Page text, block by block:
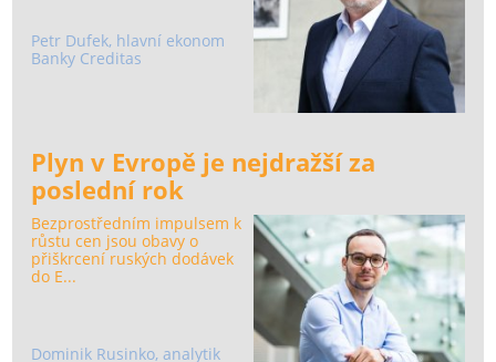
Petr Dufek, hlavní ekonom
Banky Creditas
Plyn v Evropě je nejdražší za
poslední rok
Bezprostředním impulsem k
růstu cen jsou obavy o
přiškrcení ruských dodávek
do E...
Dominik Rusinko, analytik